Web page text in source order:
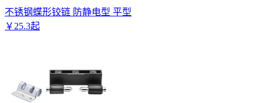
不锈钢蝶形铰链 防静电型 平型
￥ 25.3起